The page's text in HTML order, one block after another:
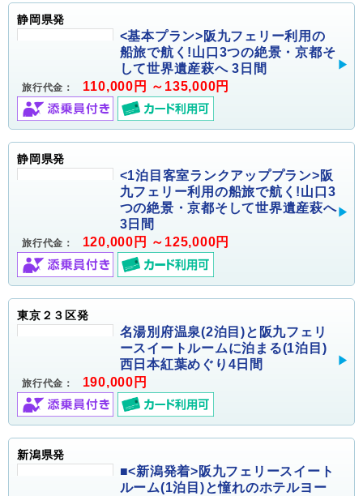
静岡県発
<基本プラン>阪九フェリー利用の
船旅で航く!山口3つの絶景・京都そ
して世界遺産萩へ 3日間
旅行代金： 110,000円 ～135,000円
静岡県発
<1泊目客室ランクアッププラン>阪
九フェリー利用の船旅で航く!山口3
つの絶景・京都そして世界遺産萩へ
3日間
旅行代金： 120,000円 ～125,000円
東京２３区発
名湯別府温泉(2泊目)と阪九フェリ
ースイートルームに泊まる(1泊目)
西日本紅葉めぐり4日間
旅行代金： 190,000円
新潟県発
■<新潟発着>阪九フェリースイート
ルーム(1泊目)と憧れのホテルヨー